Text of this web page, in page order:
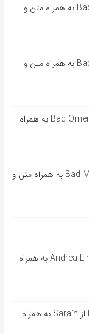
آهنگ انگلیسی Specter از Bad Omens به همراه متن و
آهنگ انگلیسی Impose از Bad Omens به همراه متن و
آهنگ انگلیسی Dying To Love از Bad Omens به همراه
آهنگ انگلیسی Lighters از Bad Meets Evil به همراه متن و
آهنگ فرانسوی Près de toi از Andrea Lindsay به همراه
آهنگ فرانسوی L’encre de tes yeux از Sara’h به همراه